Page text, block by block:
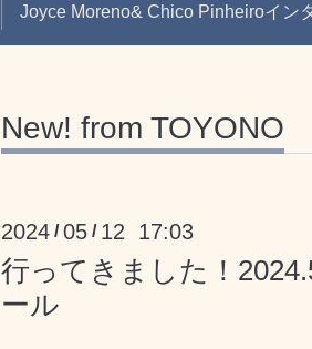
Joyce Moreno& Chico Pinheiroイン
New! from TOYONO
2024 /05 / 12 17:03
行ってきました！
ール